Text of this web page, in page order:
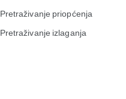
Pretraživanje priopćenja
Pretraživanje izlaganja